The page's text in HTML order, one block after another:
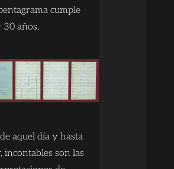
cumple
30 años.
aquel día y hasta
incontables son las